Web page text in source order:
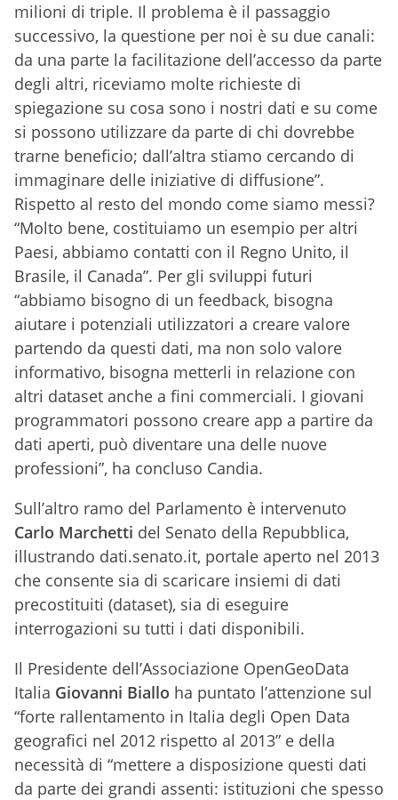
milioni di triple. Il problema è il passaggio
successivo, la questione per noi è su due canali:
da una parte la facilitazione dell’accesso da parte
degli altri, riceviamo molte richieste di
spiegazione su cosa sono i nostri dati e su come
si possono utilizzare da parte di chi dovrebbe
trarne beneficio; dall’altra stiamo cercando di
immaginare delle iniziative di diffusione”.
Rispetto al resto del mondo come siamo messi?
“Molto bene, costituiamo un esempio per altri
Paesi, abbiamo contatti con il Regno Unito, il
Brasile, il Canada”. Per gli sviluppi futuri
“abbiamo bisogno di un feedback, bisogna
aiutare i potenziali utilizzatori a creare valore
partendo da questi dati, ma non solo valore
informativo, bisogna metterli in relazione con
altri dataset anche a fini commerciali. I giovani
programmatori possono creare app a partire da
dati aperti, può diventare una delle nuove
professioni”, ha concluso Candia.
Sull’altro ramo del Parlamento è intervenuto
Carlo Marchetti del Senato della Repubblica,
illustrando dati.senato.it, portale aperto nel 2013
che consente sia di scaricare insiemi di dati
precostituiti (dataset), sia di eseguire
interrogazioni su tutti i dati disponibili.
Il Presidente dell’Associazione OpenGeoData
Italia Giovanni Biallo ha puntato l’attenzione sul
“forte rallentamento in Italia degli Open Data
geografici nel 2012 rispetto al 2013” e della
necessità di “mettere a disposizione questi dati
da parte dei grandi assenti: istituzioni che spesso